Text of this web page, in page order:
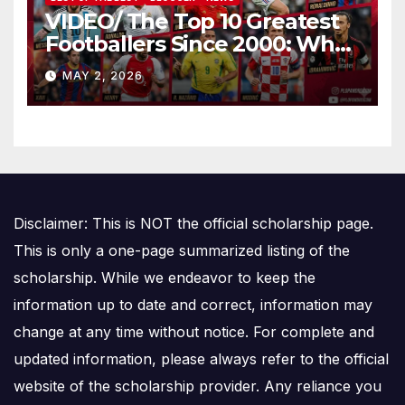
VIDEO/ The Top 10 Greatest
Footballers Since 2000: Who
Is Number One
MAY 2, 2026
Disclaimer: This is NOT the official scholarship page.
This is only a one-page summarized listing of the
scholarship. While we endeavor to keep the
information up to date and correct, information may
change at any time without notice. For complete and
updated information, please always refer to the official
website of the scholarship provider. Any reliance you